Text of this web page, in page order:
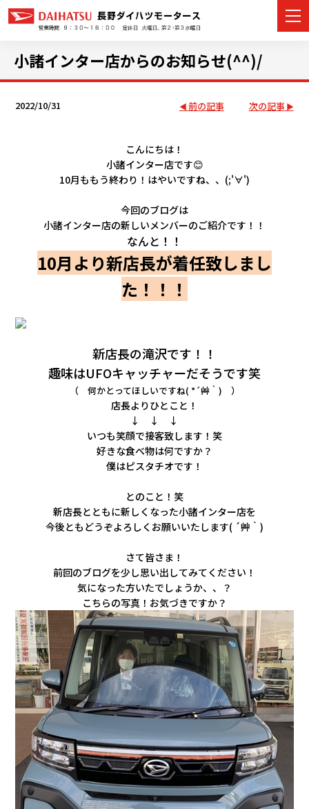
カーラインナップ
展示車・試乗車
店舗情報
イベント・キャンペーン
ご購入者サポート
アフターサポート
小諸インター店からのお知らせ(^^)/
2022/10/31 前の記事 次の記事
こんにちは！
小諸インター店です😊
10月ももう終わり！ はやいですね、、(;'∀')
今回のブログは
小諸インター店の新しいメンバーのご紹介です！！
なんと！！
10月より新店長が着任致しまし
た！！！
新店長の滝沢です！！
趣味はUFOキャッチャーだそうです笑
（ 何かとってほしいですね( *´艸｀) ）
店長よりひとこと！
↓ ↓ ↓
いつも笑顔で接客致します！笑
好きな食べ物は何ですか？
僕はピスタチオです！
とのこと！笑
新店長とともに新しくなった小諸インター店を
今後ともどうぞよろしくお願いいたします( ´艸｀)
さて皆さま！
前回のブログを少し思い出してみてください！
気になった方いたでしょうか、、？
こちらの写真！お気づきですか？